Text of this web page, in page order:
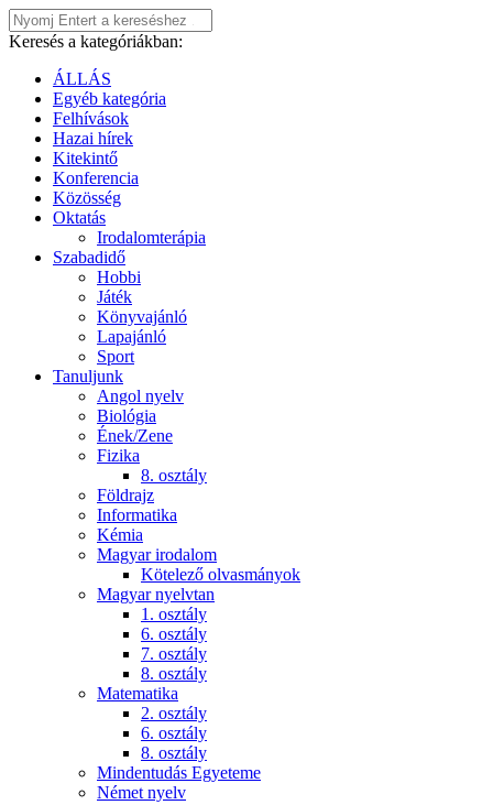
Keresés a kategóriákban:
ÁLLÁS
Egyéb kategória
Felhívások
Hazai hírek
Kitekintő
Konferencia
Közösség
Oktatás
Irodalomterápia
Szabadidő
Hobbi
Játék
Könyvajánló
Lapajánló
Sport
Tanuljunk
Angol nyelv
Biológia
Ének/Zene
Fizika
8. osztály
Földrajz
Informatika
Kémia
Magyar irodalom
Kötelező olvasmányok
Magyar nyelvtan
1. osztály
6. osztály
7. osztály
8. osztály
Matematika
2. osztály
6. osztály
8. osztály
Mindentudás Egyeteme
Német nyelv